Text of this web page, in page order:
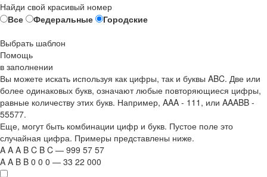
Найди свой красивый номер
Все
Федеральные
Городские
Выбрать шаблон
Помощь
в заполнении
Вы можете искать используя как цифры, так и буквы ABC. Две или
более одинаковых букв, означают любые повторяющиеся цифры,
равные количеству этих букв. Например, AAA - 111 , или AAABB -
55577.
Еще, могут быть комбинации цифр и букв. Пустое поле это
случайная цифра. Примеры представлены ниже.
A A A B C B C — 999 57 57
A A B B 0 0 0 — 33 22 000